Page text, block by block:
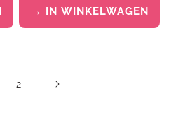
→ IN WINKELWAGEN
2